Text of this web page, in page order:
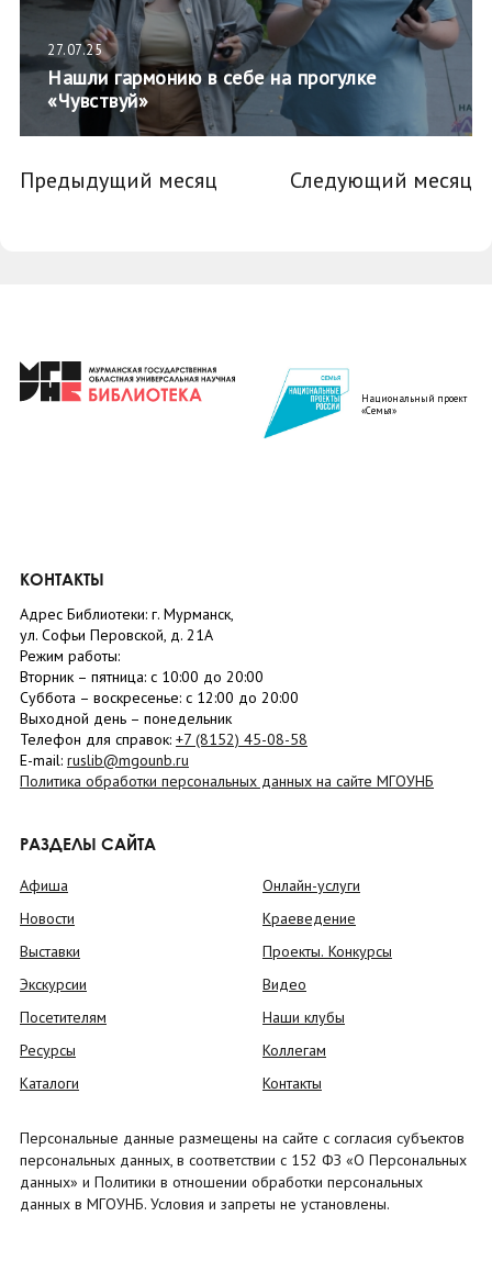
27.07.25
Нашли гармонию в себе на прогулке
«Чувствуй»
Предыдущий месяц Следующий месяц
Национальный проект
«Семья»
КОНТАКТЫ
Адрес Библиотеки: г. Мурманск,
ул. Софьи Перовской, д. 21А
Режим работы:
Вторник – пятница: с 10:00 до 20:00
Суббота – воскресенье: c 12:00 до 20:00
Выходной день – понедельник
Телефон для справок: +7 (8152) 45-08-58
E-mail: ruslib@mgounb.ru
Политика обработки персональных данных на сайте МГОУНБ
РАЗДЕЛЫ САЙТА
Афиша
Новости
Выставки
Экскурсии
Посетителям
Ресурсы
Каталоги
Онлайн-услуги
Краеведение
Проекты. Конкурсы
Видео
Наши клубы
Коллегам
Контакты
Персональные данные размещены на сайте с согласия субъектов
персональных данных, в соответствии с 152 ФЗ «О Персональных
данных» и Политики в отношении обработки персональных
данных в МГОУНБ. Условия и запреты не установлены.